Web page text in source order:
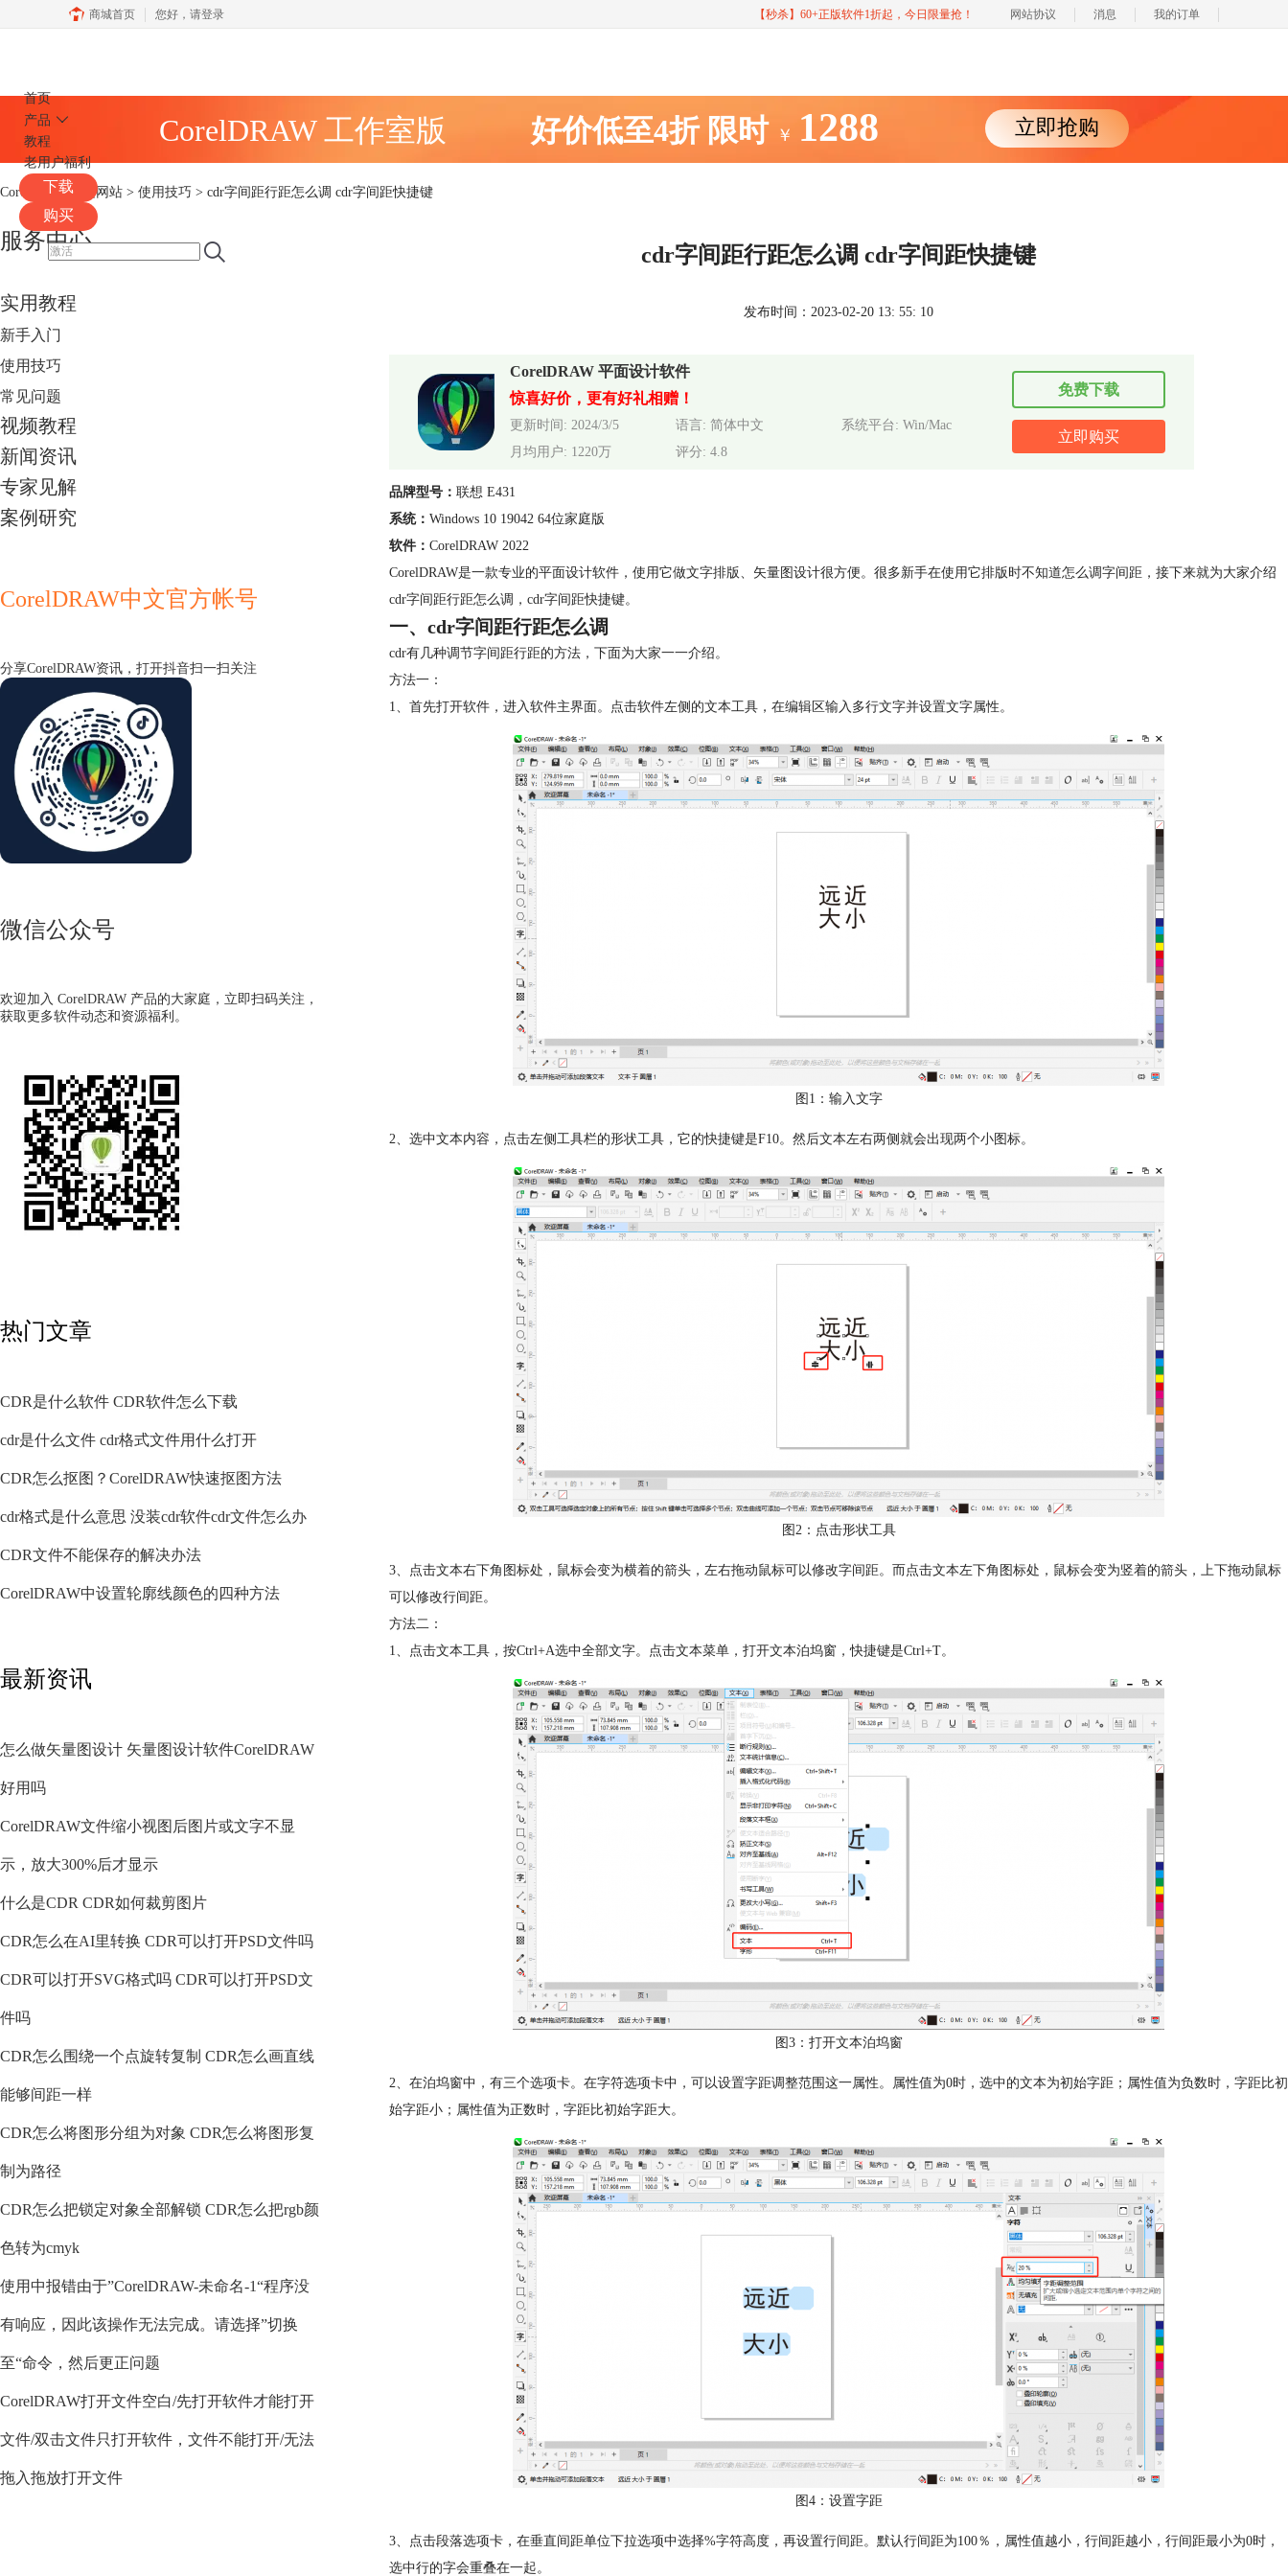
商城首页 您好， 请登录 【秒杀】60+正版软件1折起，今日限量抢！ 网站协议 消息 我的订单
首页
产品
教程
老用户福利
下载
购买
CorelDRAW 工作室版 好价低至4折 限时 ￥ 1288 立即抢购
CorelDRAW中文网站 > 使用技巧 > cdr字间距行距怎么调 cdr字间距快捷键
服务中心
实用教程
新手入门
使用技巧
常见问题
视频教程
新闻资讯
专家见解
案例研究
CorelDRAW中文官方帐号
分享CorelDRAW资讯，打开抖音扫一扫关注
微信公众号
欢迎加入 CorelDRAW 产品的大家庭，立即扫码关注，
获取更多软件动态和资源福利。
热门文章
CDR是什么软件 CDR软件怎么下载
cdr是什么文件 cdr格式文件用什么打开
CDR怎么抠图？CorelDRAW快速抠图方法
cdr格式是什么意思 没装cdr软件cdr文件怎么办
CDR文件不能保存的解决办法
CorelDRAW中设置轮廓线颜色的四种方法
最新资讯
怎么做矢量图设计 矢量图设计软件CorelDRAW
好用吗
CorelDRAW文件缩小视图后图片或文字不显
示，放大300%后才显示
什么是CDR CDR如何裁剪图片
CDR怎么在AI里转换 CDR可以打开PSD文件吗
CDR可以打开SVG格式吗 CDR可以打开PSD文
件吗
CDR怎么围绕一个点旋转复制 CDR怎么画直线
能够间距一样
CDR怎么将图形分组为对象 CDR怎么将图形复
制为路径
CDR怎么把锁定对象全部解锁 CDR怎么把rgb颜
色转为cmyk
使用中报错由于”CorelDRAW-未命名-1“程序没
有响应，因此该操作无法完成。请选择”切换
至“命令，然后更正问题
CorelDRAW打开文件空白/先打开软件才能打开
文件/双击文件只打开软件，文件不能打开/无法
拖入拖放打开文件
cdr字间距行距怎么调 cdr字间距快捷键
发布时间：2023-02-20 13: 55: 10
CorelDRAW 平面设计软件
惊喜好价，更有好礼相赠！
更新时间: 2024/3/5 语言: 简体中文
系统平台: Win/Mac
月均用户: 1220万
评分: 4.8
免费下载
立即购买
品牌型号： 联想 E431
系统： Windows 10 19042 64位家庭版
软件： CorelDRAW 2022
CorelDRAW是一款专业的平面设计软件，使用它做文字排版、矢量图设计很方便。很多新手在使用它排版时不知道怎么调字间距，接下来就为大家介绍
cdr字间距行距怎么调，cdr字间距快捷键。
一、 cdr字间距行距怎么调
cdr有几种调节字间距行距的方法，下面为大家一一介绍。
方法一：
1、首先打开软件，进入软件主界面。点击软件左侧的文本工具，在编辑区输入多行文字并设置文字属性。
图1：输入文字
2、选中文本内容，点击左侧工具栏的形状工具，它的快捷键是F10。然后文本左右两侧就会出现两个小图标。
图2：点击形状工具
3、点击文本右下角图标处，鼠标会变为横着的箭头，左右拖动鼠标可以修改字间距。而点击文本左下角图标处，鼠标会变为竖着的箭头，上下拖动鼠标
可以修改行间距。
方法二：
1、点击文本工具，按Ctrl+A选中全部文字。点击文本菜单，打开文本泊坞窗，快捷键是Ctrl+T。
图3：打开文本泊坞窗
2、在泊坞窗中，有三个选项卡。在字符选项卡中，可以设置字距调整范围这一属性。属性值为0时，选中的文本为初始字距；属性值为负数时，字距比初
始字距小；属性值为正数时，字距比初始字距大。
图4：设置字距
3、点击段落选项卡，在垂直间距单位下拉选项中选择%字符高度，再设置行间距。默认行间距为100％，属性值越小，行间距越小，行间距最小为0时，
选中行的字会重叠在一起。